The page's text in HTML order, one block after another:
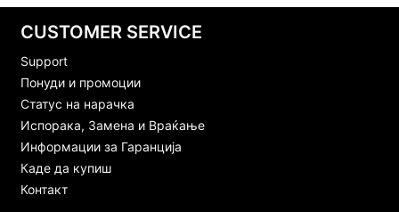
CUSTOMER SERVICE
Support
Понуди и промоции
Статус на нарачка
Испорака, Замена и Враќање
Информации за Гаранција
Каде да купиш
Контакт